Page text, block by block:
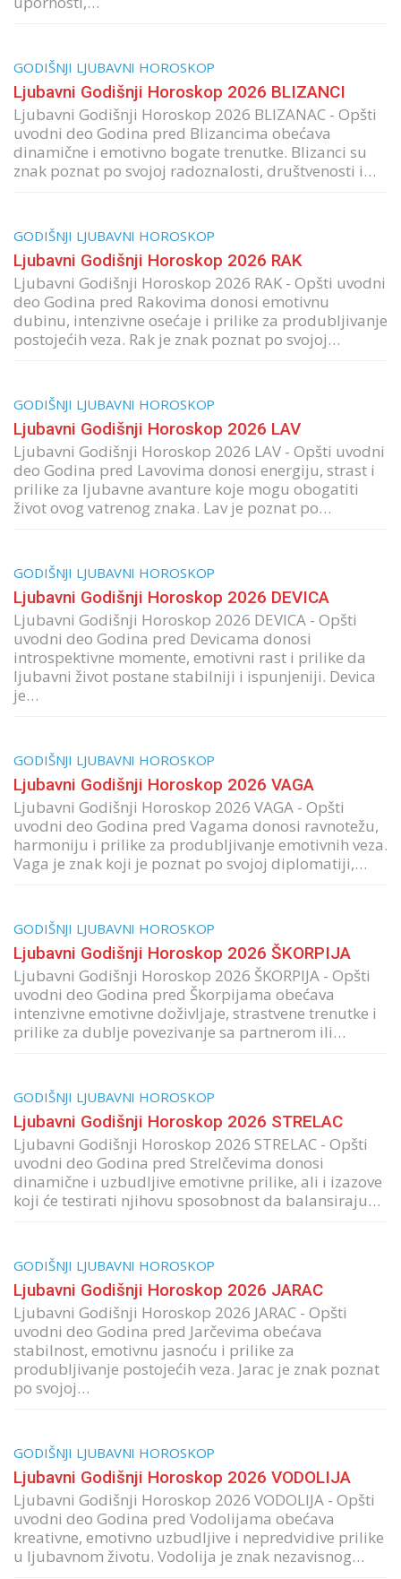
GODIŠNJI LJUBAVNI HOROSKOP
Ljubavni Godišnji Horoskop 2026 BLIZANCI
Ljubavni Godišnji Horoskop 2026 BLIZANAC - Opšti
uvodni deo Godina pred Blizancima obećava
dinamične i emotivno bogate trenutke. Blizanci su
znak poznat po svojoj radoznalosti, društvenosti i…
GODIŠNJI LJUBAVNI HOROSKOP
Ljubavni Godišnji Horoskop 2026 RAK
Ljubavni Godišnji Horoskop 2026 RAK - Opšti uvodni
deo Godina pred Rakovima donosi emotivnu
dubinu, intenzivne osećaje i prilike za produbljivanje
postojećih veza. Rak je znak poznat po svojoj…
GODIŠNJI LJUBAVNI HOROSKOP
Ljubavni Godišnji Horoskop 2026 LAV
Ljubavni Godišnji Horoskop 2026 LAV - Opšti uvodni
deo Godina pred Lavovima donosi energiju, strast i
prilike za ljubavne avanture koje mogu obogatiti
život ovog vatrenog znaka. Lav je poznat po…
GODIŠNJI LJUBAVNI HOROSKOP
Ljubavni Godišnji Horoskop 2026 DEVICA
Ljubavni Godišnji Horoskop 2026 DEVICA - Opšti
uvodni deo Godina pred Devicama donosi
introspektivne momente, emotivni rast i prilike da
ljubavni život postane stabilniji i ispunjeniji. Devica
je…
GODIŠNJI LJUBAVNI HOROSKOP
Ljubavni Godišnji Horoskop 2026 VAGA
Ljubavni Godišnji Horoskop 2026 VAGA - Opšti
uvodni deo Godina pred Vagama donosi ravnotežu,
harmoniju i prilike za produbljivanje emotivnih veza.
Vaga je znak koji je poznat po svojoj diplomatiji,…
GODIŠNJI LJUBAVNI HOROSKOP
Ljubavni Godišnji Horoskop 2026 ŠKORPIJA
Ljubavni Godišnji Horoskop 2026 ŠKORPIJA - Opšti
uvodni deo Godina pred Škorpijama obećava
intenzivne emotivne doživljaje, strastvene trenutke i
prilike za dublje povezivanje sa partnerom ili…
GODIŠNJI LJUBAVNI HOROSKOP
Ljubavni Godišnji Horoskop 2026 STRELAC
Ljubavni Godišnji Horoskop 2026 STRELAC - Opšti
uvodni deo Godina pred Strelčevima donosi
dinamične i uzbudljive emotivne prilike, ali i izazove
koji će testirati njihovu sposobnost da balansiraju…
GODIŠNJI LJUBAVNI HOROSKOP
Ljubavni Godišnji Horoskop 2026 JARAC
Ljubavni Godišnji Horoskop 2026 JARAC - Opšti
uvodni deo Godina pred Jarčevima obećava
stabilnost, emotivnu jasnoću i prilike za
produbljivanje postojećih veza. Jarac je znak poznat
po svojoj…
GODIŠNJI LJUBAVNI HOROSKOP
Ljubavni Godišnji Horoskop 2026 VODOLIJA
Ljubavni Godišnji Horoskop 2026 VODOLIJA - Opšti
uvodni deo Godina pred Vodolijama obećava
kreativne, emotivno uzbudljive i nepredvidive prilike
u ljubavnom životu. Vodolija je znak nezavisnog…